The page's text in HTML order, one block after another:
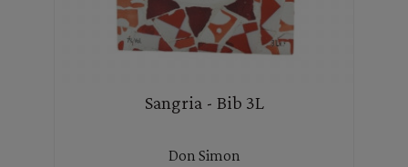
Sangria - Bib 3L
Don Simon